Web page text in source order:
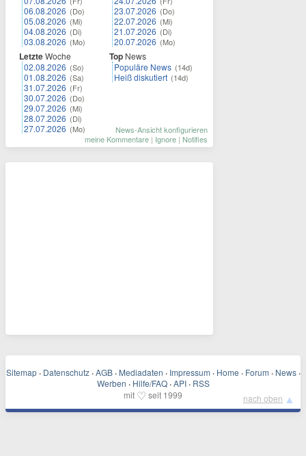
06.08.2026 (Do)
05.08.2026 (Mi)
04.08.2026 (Di)
03.08.2026 (Mo)
LetzteWoche
02.08.2026 (So)
01.08.2026 (Sa)
31.07.2026 (Fr)
30.07.2026 (Do)
29.07.2026 (Mi)
28.07.2026 (Di)
27.07.2026 (Mo)
23.07.2026 (Do)
22.07.2026 (Mi)
21.07.2026 (Di)
20.07.2026 (Mo)
Top News
Populäre News (14d)
Heiß diskutiert (14d)
News-Ansicht konfigurieren
meine Kommentare | Ignore | Notifies
Sitemap · Datenschutz · AGB · Mediadaten · Impressum · Home · Forum · News ·
Werben · Hilfe/FAQ · API · RSS
mit ♡ seit 1999 nach oben ▲